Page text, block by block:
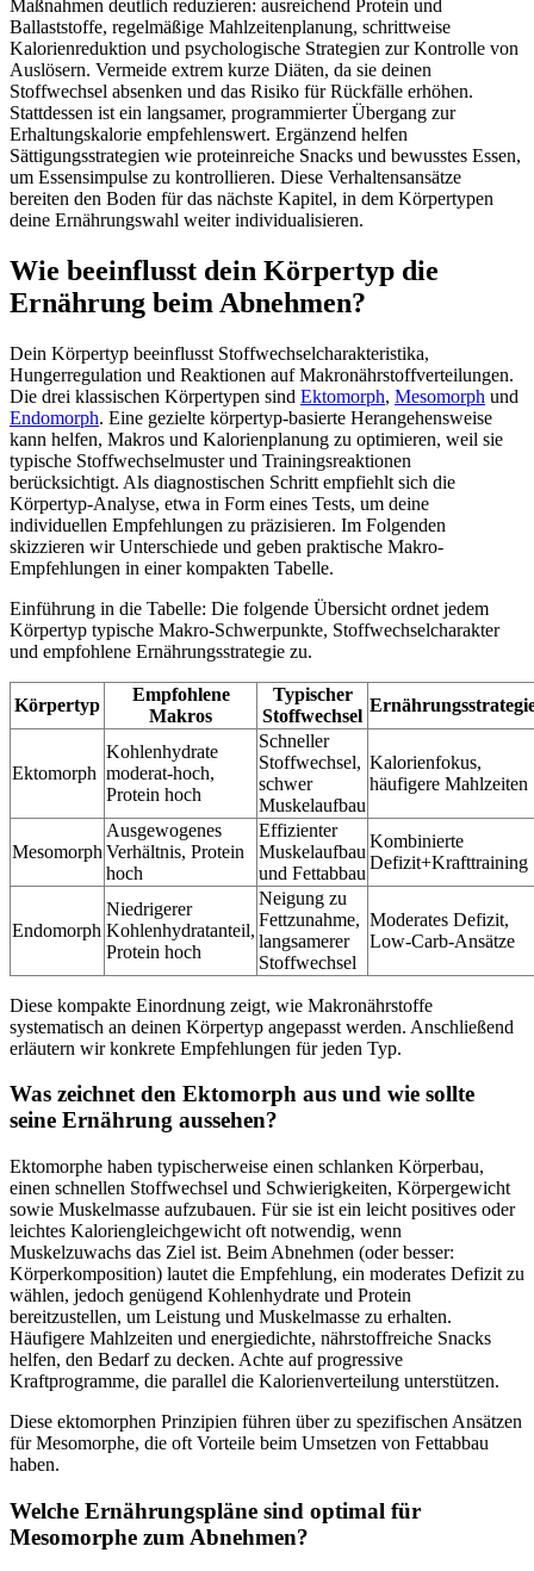
Maßnahmen deutlich reduzieren: ausreichend Protein und
Ballaststoffe, regelmäßige Mahlzeitenplanung, schrittweise
Kalorienreduktion und psychologische Strategien zur Kontrolle von
Auslösern. Vermeide extrem kurze Diäten, da sie deinen
Stoffwechsel absenken und das Risiko für Rückfälle erhöhen.
Stattdessen ist ein langsamer, programmierter Übergang zur
Erhaltungskalorie empfehlenswert. Ergänzend helfen
Sättigungsstrategien wie proteinreiche Snacks und bewusstes Essen,
um Essensimpulse zu kontrollieren. Diese Verhaltensansätze
bereiten den Boden für das nächste Kapitel, in dem Körpertypen
deine Ernährungswahl weiter individualisieren.
Wie beeinflusst dein Körpertyp die
Ernährung beim Abnehmen?
Dein Körpertyp beeinflusst Stoffwechselcharakteristika,
Hungerregulation und Reaktionen auf Makronährstoffverteilungen.
Die drei klassischen Körpertypen sind Ektomorph, Mesomorph und
Endomorph. Eine gezielte körpertyp-basierte Herangehensweise
kann helfen, Makros und Kalorienplanung zu optimieren, weil sie
typische Stoffwechselmuster und Trainingsreaktionen
berücksichtigt. Als diagnostischen Schritt empfiehlt sich die
Körpertyp-Analyse, etwa in Form eines Tests, um deine
individuellen Empfehlungen zu präzisieren. Im Folgenden
skizzieren wir Unterschiede und geben praktische Makro-
Empfehlungen in einer kompakten Tabelle.
Einführung in die Tabelle: Die folgende Übersicht ordnet jedem
Körpertyp typische Makro-Schwerpunkte, Stoffwechselcharakter
und empfohlene Ernährungsstrategie zu.
Körpertyp
Empfohlene
Makros
Typischer
Stoffwechsel
Ektomorph
Kohlenhydrate
moderat-hoch,
Protein hoch
Schneller
Stoffwechsel,
schwer
Muskelaufbau
Kalorienfokus,
häufigere Mahlzeiten
Mesomorph
Ausgewogenes
Verhältnis, Protein
hoch
Effizienter
Muskelaufbau
und Fettabbau
Kombinierte
Defizit+Krafttraining
Endomorph
Niedrigerer
Kohlenhydratanteil,
Protein hoch
Neigung zu
Fettzunahme,
langsamerer
Stoffwechsel
Moderates Defizit,
Low-Carb-Ansätze
Diese kompakte Einordnung zeigt, wie Makronährstoffe
systematisch an deinen Körpertyp angepasst werden. Anschließend
erläutern wir konkrete Empfehlungen für jeden Typ.
Was zeichnet den Ektomorph aus und wie sollte
seine Ernährung aussehen?
Ektomorphe haben typischerweise einen schlanken Körperbau,
einen schnellen Stoffwechsel und Schwierigkeiten, Körpergewicht
sowie Muskelmasse aufzubauen. Für sie ist ein leicht positives oder
leichtes Kaloriengleichgewicht oft notwendig, wenn
Muskelzuwachs das Ziel ist. Beim Abnehmen (oder besser:
Körperkomposition) lautet die Empfehlung, ein moderates Defizit zu
wählen, jedoch genügend Kohlenhydrate und Protein
bereitzustellen, um Leistung und Muskelmasse zu erhalten.
Häufigere Mahlzeiten und energiedichte, nährstoffreiche Snacks
helfen, den Bedarf zu decken. Achte auf progressive
Kraftprogramme, die parallel die Kalorienverteilung unterstützen.
Diese ektomorphen Prinzipien führen über zu spezifischen Ansätzen
für Mesomorphe, die oft Vorteile beim Umsetzen von Fettabbau
haben.
Welche Ernährungspläne sind optimal für
Mesomorphe zum Abnehmen?